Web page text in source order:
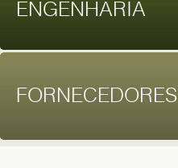
ENGENHARIA
FORNECEDORES